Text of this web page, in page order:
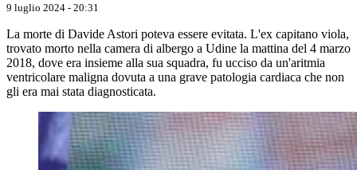
9 luglio 2024 - 20:31
La morte di Davide Astori poteva essere evitata. L'ex capitano viola,
trovato morto nella camera di albergo a Udine la mattina del 4 marzo
2018, dove era insieme alla sua squadra, fu ucciso da un'aritmia
ventricolare maligna dovuta a una grave patologia cardiaca che non
gli era mai stata diagnosticata.